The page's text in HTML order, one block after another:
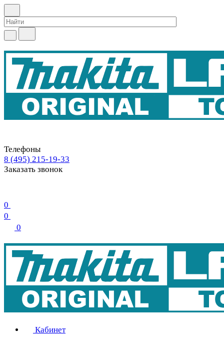
Телефоны
8 (495) 215-19-33
Заказать звонок
0
0
0
Кабинет